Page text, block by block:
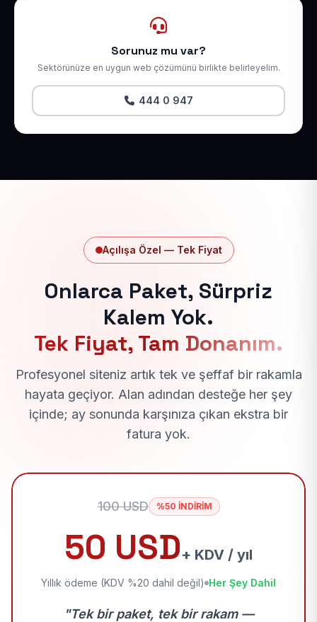
Sorunuz mu var?
Sektörünüze en uygun web çözümünü birlikte belirleyelim.
444 0 947
Açılışa Özel — Tek Fiyat
Onlarca Paket, Sürpriz
Kalem Yok.
Tek Fiyat, Tam Donanım.
Profesyonel siteniz artık tek ve şeffaf bir rakamla
hayata geçiyor. Alan adından desteğe her şey
içinde; ay sonunda karşınıza çıkan ekstra bir
fatura yok.
100 USD %50 İNDİRİM
50 USD+ KDV / yıl
Yıllık ödeme (KDV %20 dahil değil) Her Şey Dahil
"Tek bir paket, tek bir rakam —